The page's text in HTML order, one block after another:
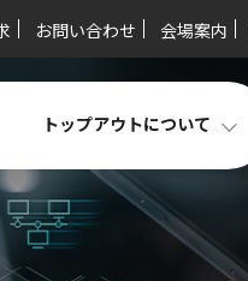
お問い合わせ 会場案内
トップアウトについて